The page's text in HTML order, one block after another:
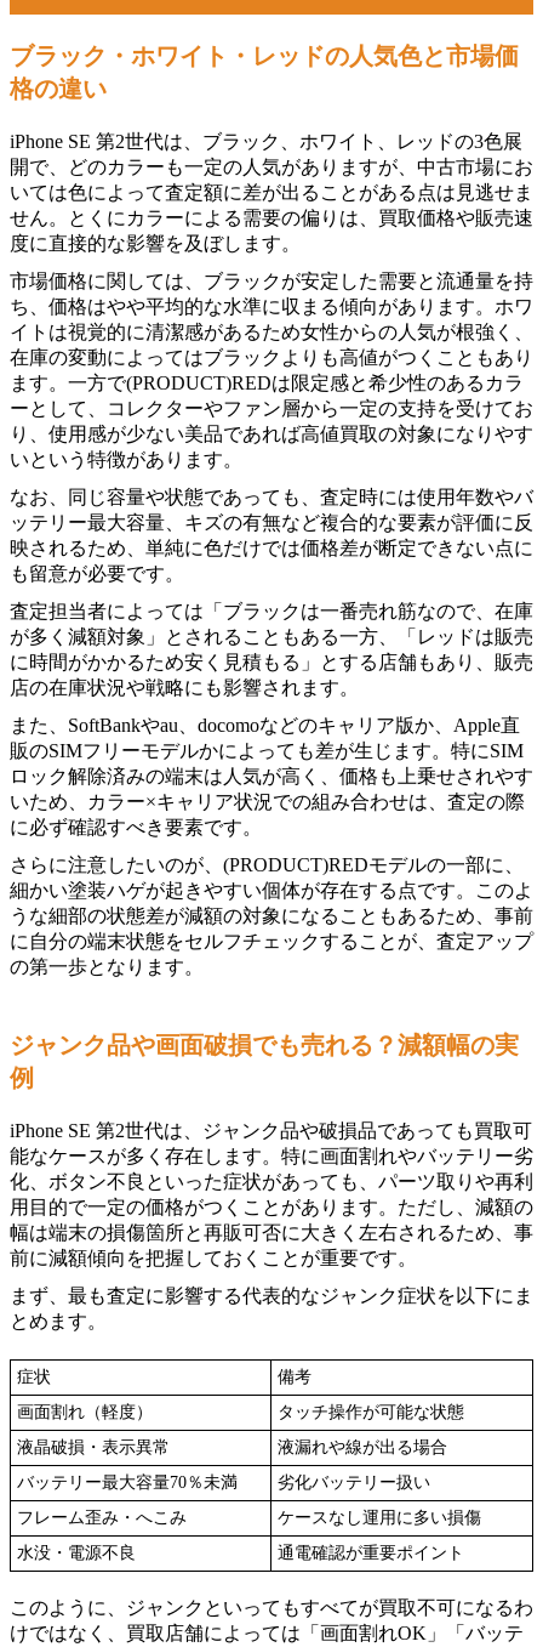
ブラック・ホワイト・レッドの人気色と市場価
格の違い
iPhone SE 第2世代は、ブラック、ホワイト、レッドの3色展
開で、どのカラーも一定の人気がありますが、中古市場にお
いては色によって査定額に差が出ることがある点は見逃せま
せん。とくにカラーによる需要の偏りは、買取価格や販売速
度に直接的な影響を及ぼします。
市場価格に関しては、ブラックが安定した需要と流通量を持
ち、価格はやや平均的な水準に収まる傾向があります。ホワ
イトは視覚的に清潔感があるため女性からの人気が根強く、
在庫の変動によってはブラックよりも高値がつくこともあり
ます。一方で(PRODUCT)REDは限定感と希少性のあるカラ
ーとして、コレクターやファン層から一定の支持を受けてお
り、使用感が少ない美品であれば高値買取の対象になりやす
いという特徴があります。
なお、同じ容量や状態であっても、査定時には使用年数やバ
ッテリー最大容量、キズの有無など複合的な要素が評価に反
映されるため、単純に色だけでは価格差が断定できない点に
も留意が必要です。
査定担当者によっては「ブラックは一番売れ筋なので、在庫
が多く減額対象」とされることもある一方、「レッドは販売
に時間がかかるため安く見積もる」とする店舗もあり、販売
店の在庫状況や戦略にも影響されます。
また、SoftBankやau、docomoなどのキャリア版か、Apple直
販のSIMフリーモデルかによっても差が生じます。特にSIM
ロック解除済みの端末は人気が高く、価格も上乗せされやす
いため、カラー×キャリア状況での組み合わせは、査定の際
に必ず確認すべき要素です。
さらに注意したいのが、(PRODUCT)REDモデルの一部に、
細かい塗装ハゲが起きやすい個体が存在する点です。このよ
うな細部の状態差が減額の対象になることもあるため、事前
に自分の端末状態をセルフチェックすることが、査定アップ
の第一歩となります。
ジャンク品や画面破損でも売れる？減額幅の実
例
iPhone SE 第2世代は、ジャンク品や破損品であっても買取可
能なケースが多く存在します。特に画面割れやバッテリー劣
化、ボタン不良といった症状があっても、パーツ取りや再利
用目的で一定の価格がつくことがあります。ただし、減額の
幅は端末の損傷箇所と再販可否に大きく左右されるため、事
前に減額傾向を把握しておくことが重要です。
まず、最も査定に影響する代表的なジャンク症状を以下にま
とめます。
症状
備考
画面割れ（軽度）
タッチ操作が可能な状態
液晶破損・表示異常
液漏れや線が出る場合
バッテリー最大容量70％未満
劣化バッテリー扱い
フレーム歪み・へこみ
ケースなし運用に多い損傷
水没・電源不良
通電確認が重要ポイント
このように、ジャンクといってもすべてが買取不可になるわ
けではなく、買取店舗によっては「画面割れOK」「バッテ